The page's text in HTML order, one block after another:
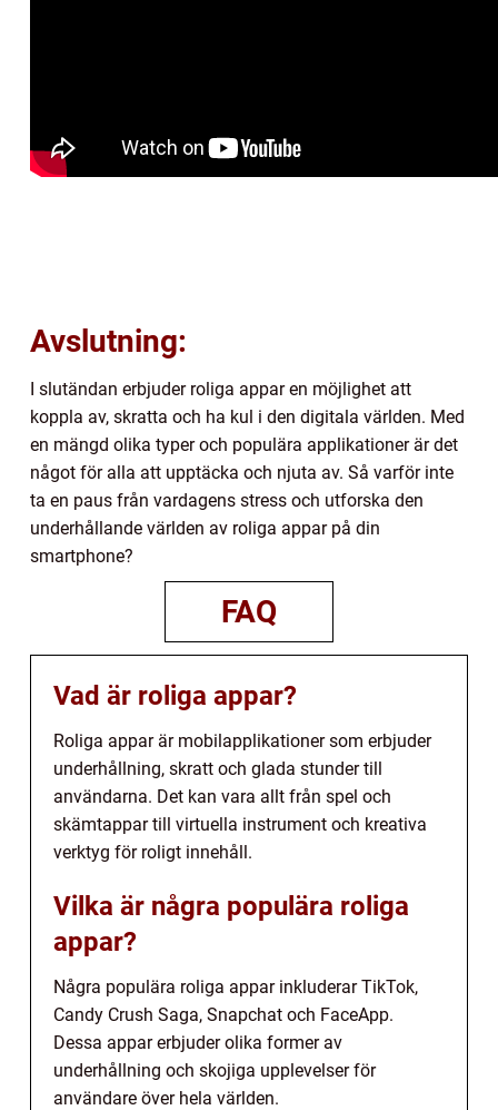
Avslutning:
I slutändan erbjuder roliga appar en möjlighet att
koppla av, skratta och ha kul i den digitala världen. Med
en mängd olika typer och populära applikationer är det
något för alla att upptäcka och njuta av. Så varför inte
ta en paus från vardagens stress och utforska den
underhållande världen av roliga appar på din
smartphone?
FAQ
Vad är roliga appar?
Roliga appar är mobilapplikationer som erbjuder
underhållning, skratt och glada stunder till
användarna. Det kan vara allt från spel och
skämtappar till virtuella instrument och kreativa
verktyg för roligt innehåll.
Vilka är några populära roliga
appar?
Några populära roliga appar inkluderar TikTok,
Candy Crush Saga, Snapchat och FaceApp.
Dessa appar erbjuder olika former av
underhållning och skojiga upplevelser för
användare över hela världen.